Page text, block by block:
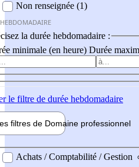
Non renseignée (1)
la durée hebdomadaire :
minimale (en heure) Durée
le filtre de durée hebdomadaire
filtres de Domaine professionnel
professionel
Achats / Comptabilité / Gestion